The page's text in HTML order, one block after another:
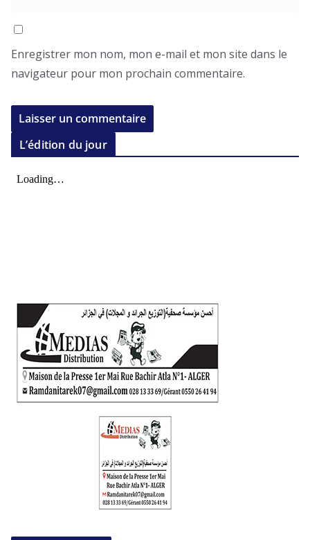
Enregistrer mon nom, mon e-mail et mon site dans le
navigateur pour mon prochain commentaire.
L’édition du jour